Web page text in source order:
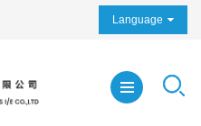
Language